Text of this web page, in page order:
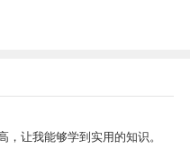
让我能够学到实用的知识。